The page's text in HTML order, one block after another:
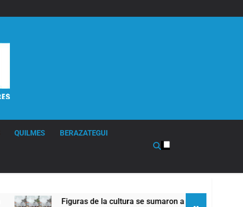
QUILMES BERAZATEGUI
Figuras de la cultura se sumaron a la marcha frente al